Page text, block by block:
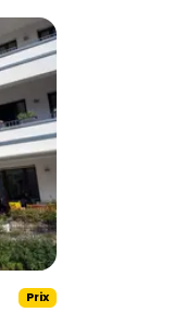
Prix